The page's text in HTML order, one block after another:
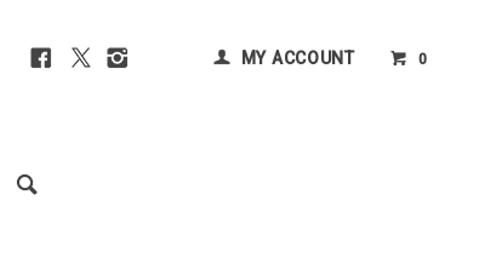
MY ACCOUNT 0